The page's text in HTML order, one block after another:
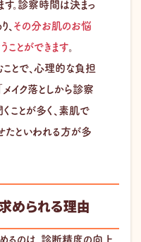
す。診察時間は決まっ
その分お肌のお悩
ことができます。
ことで、心理的な負担
メイク落としから診察
ことが多く、素肌で
たといわれる方が多
められる理由
るのは、診断精度の向上、